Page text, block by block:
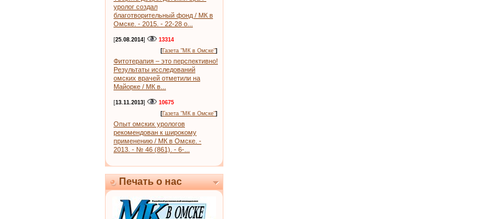
уролог создал
благотворительный фонд / МК в
Омске. - 2015. - 22-28 о...
[25.08.2014]
13314
[Газета "МК в Омске"]
Фитотерапия – это перспективно!
Результаты исследований
омских врачей отметили на
Майорке / МК в...
[13.11.2013]
10675
[Газета "МК в Омске"]
Опыт омских урологов
рекомендован к широкому
применению / МК в Омске. -
2013. - № 46 (861). - 6-...
Печать о нас